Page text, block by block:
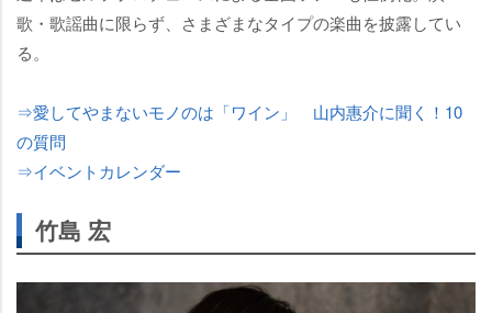
歌・歌謡曲に限らず、さまざまなタイプの楽曲を披露してい
る。
⇒愛してやまないモノのは「ワイン」 山内惠介に聞く！10
の質問
⇒イベントカレンダー
竹島 宏